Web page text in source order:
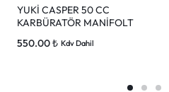
YUKİ CASPER 50 CC
KARBÜRATÖR MANİFOLT
550.00₺ Kdv Dahil